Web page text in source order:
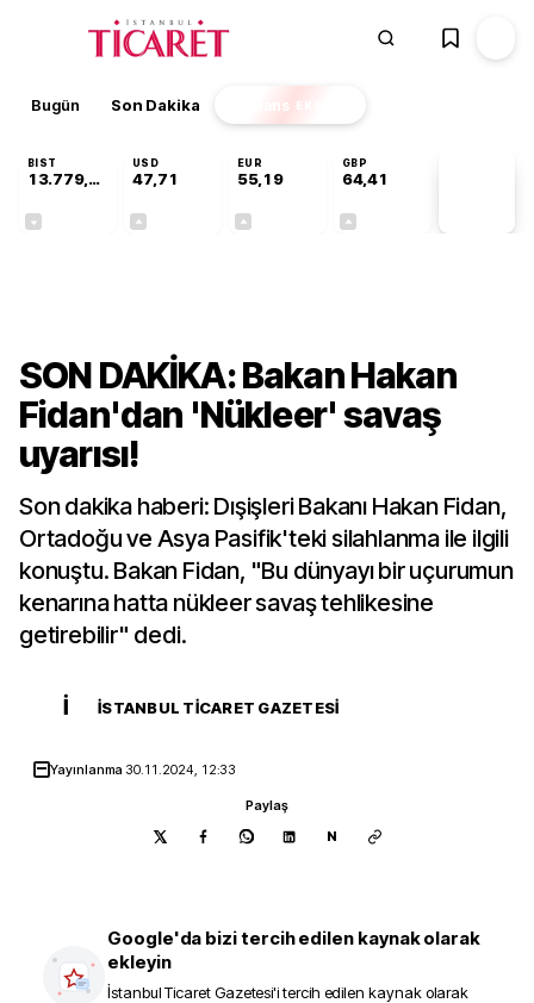
Bugün Son Dakika Finans EKSTRA
BIST
13.779,39
USD
47,71
EUR
55,19
GBP
64,41
SON DAKİKA: Bakan Hakan
Fidan'dan 'Nükleer' savaş
uyarısı!
Son dakika haberi: Dışişleri Bakanı Hakan Fidan,
Ortadoğu ve Asya Pasifik'teki silahlanma ile ilgili
konuştu. Bakan Fidan, "Bu dünyayı bir uçurumun
kenarına hatta nükleer savaş tehlikesine
getirebilir" dedi.
İ İSTANBUL TICARET GAZETESI
Yayınlanma 30.11.2024, 12:33
Paylaş
N
Google'da bizi tercih edilen kaynak olarak
ekleyin
İstanbul Ticaret Gazetesi'i tercih edilen kaynak olarak